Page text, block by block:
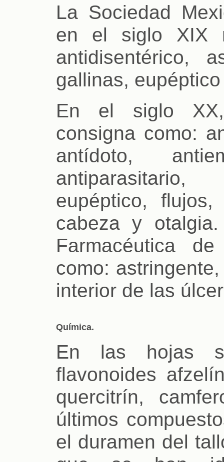
La Sociedad
en el siglo XIX
antidisentérico,
gallinas,
En el siglo
consigna como:
antídoto,
eupéptico,
cabeza y
Farmacéutica
como:
interior de las
Química.
En las hojas
flavonoides
quercitrín,
últimos
el duramen del